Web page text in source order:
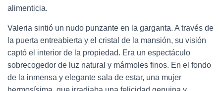
alimenticia.
Valeria sintió un nudo punzante en la garganta. A través de
la puerta entreabierta y el cristal de la mansión, su visión
captó el interior de la propiedad. Era un espectáculo
sobrecogedor de luz natural y mármoles finos. En el fondo
de la inmensa y elegante sala de estar, una mujer